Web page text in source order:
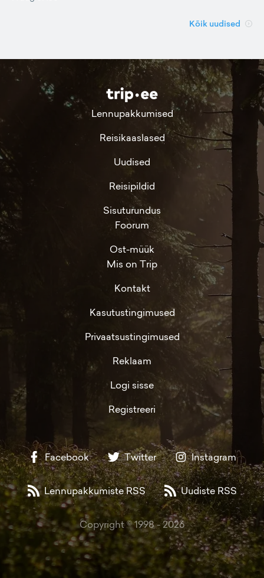
Kõik uudised
Lennupakkumised
Reisikaaslased
Uudised
Reisipildid
Sisuturundus
Foorum
Ost-müük
Mis on Trip
Kontakt
Kasutustingimused
Privaatsustingimused
Reklaam
Logi sisse
Registreeri
Facebook Twitter Instagram
Lennupakkumiste RSS Uudiste RSS
Copyright © 1998 -2026